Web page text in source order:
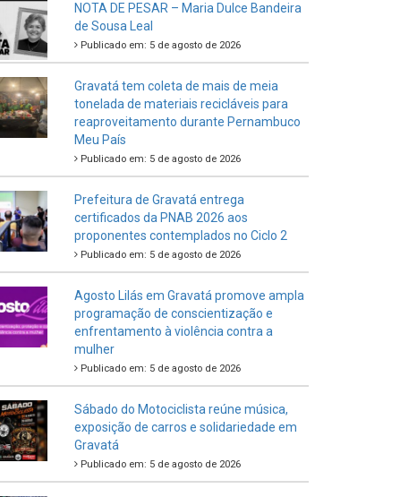
NOTA DE PESAR – Maria Dulce Bandeira
de Sousa Leal
Publicado em: 5 de agosto de 2026
Gravatá tem coleta de mais de meia
tonelada de materiais recicláveis para
reaproveitamento durante Pernambuco
Meu País
Publicado em: 5 de agosto de 2026
Prefeitura de Gravatá entrega
certificados da PNAB 2026 aos
proponentes contemplados no Ciclo 2
Publicado em: 5 de agosto de 2026
Agosto Lilás em Gravatá promove ampla
programação de conscientização e
enfrentamento à violência contra a
mulher
Publicado em: 5 de agosto de 2026
Sábado do Motociclista reúne música,
exposição de carros e solidariedade em
Gravatá
Publicado em: 5 de agosto de 2026